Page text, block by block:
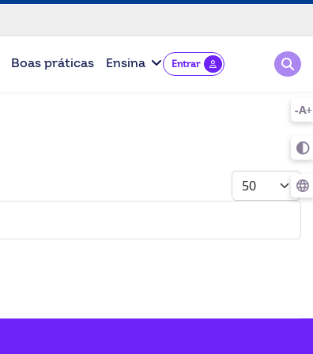
Boas práticas Ensina Entrar
Mostrar #